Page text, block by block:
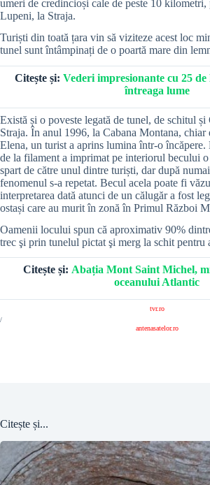
umeri de credincioși cale de peste 10
Lupeni, la Straja.
Turiști din toată țara vin să viziteze acest loc
tunel sunt întâmpinați de o poartă mare din
Citește și: Vederi impresionante cu 25
întreaga lume
Există și o poveste legată de tunel, de schitul
Straja. În anul 1996, la Cabana Montana,
Elena, un turist a aprins lumina într-o încăpere.
de la filament a imprimat pe interiorul becului
spart de către unul dintre turiști, dar după
fenomenul s-a repetat. Becul acela poate fi
interpretarea dată atunci de un călugăr a fost
ostași care au murit în zonă în Primul Război
Oamenii locului spun că aproximativ 90%
trec şi prin tunelul pictat şi merg la schit pentru
Citește și: Abația Mont Saint Michel,
oceanului Atlantic
tvr.ro
/
antenasatelor.ro
Citește și...